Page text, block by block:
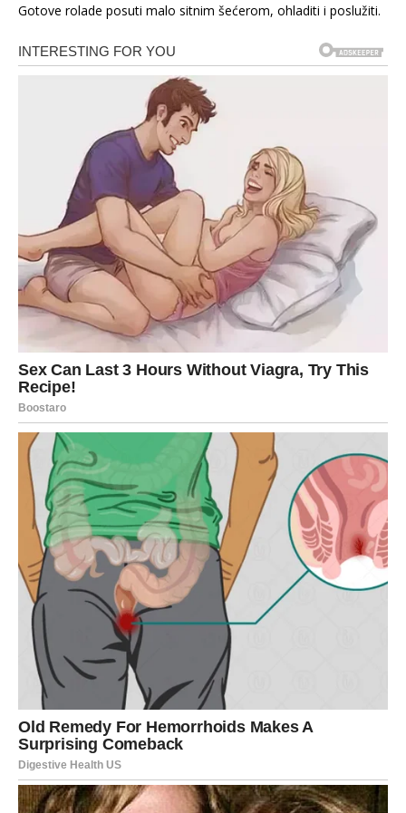
Gotove rolade posuti malo sitnim šećerom, ohladiti i poslužiti.